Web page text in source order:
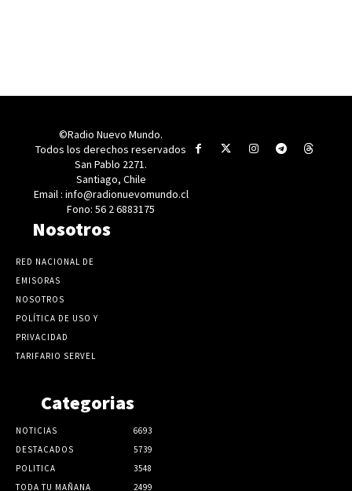
©Radio Nuevo Mundo.
Todos los derechos reservados
San Pablo 2271.
Santiago, Chile
Email : info@radionuevomundo.cl
Fono: 56 2 6883175
Nosotros
RED NACIONAL DE
EMISORAS
NOSOTROS
POLÍTICA DE USO Y
PRIVACIDAD
TARIFARIO SERVEL
Categorias
NOTICIAS
6693
DESTACADOS
5739
POLITICA
3548
TODA TU MAÑANA
2499